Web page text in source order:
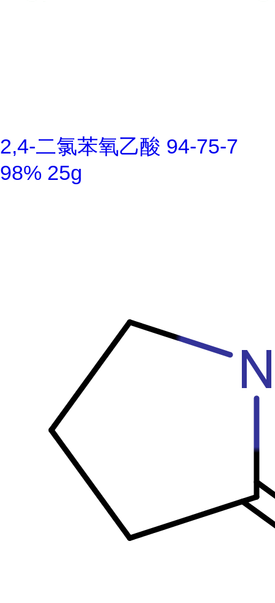
2,4-二氯苯氧乙酸 94-75-7
98% 25g